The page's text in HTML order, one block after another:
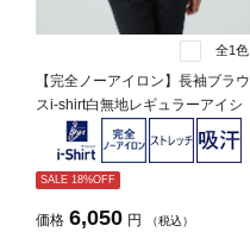
全1色
【完全ノーアイロン】長袖ブラウ
スi-shirt白無地レギュラーアイシ
ャツ通年【レディース】
SALE 18%OFF
価格 6,050 円 （税込）